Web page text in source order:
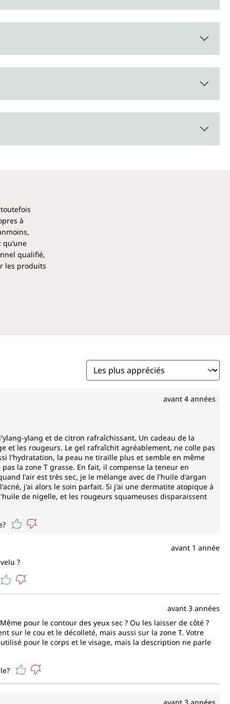
à
qualifié,
les produits
avant 4 années
ylang et de citron rafraîchissant. Un cadeau de la
et les rougeurs. Le gel rafraîchit agréablement, ne colle pas
l'hydratation, la peau ne tiraille plus et semble en même
la zone T grasse. En fait, il compense la teneur en
l'air est très sec, je le mélange avec de l'huile d'argan
j'ai alors le soin parfait. Si j'ai une dermatite atopique à
de nigelle, et les rougeurs squameuses disparaissent
avant 1 année
?
avant 3 années
pour le contour des yeux sec ? Ou les laisser de côté ?
sur le cou et le décolleté, mais aussi sur la zone T. Votre
pour le corps et le visage, mais la description ne parle